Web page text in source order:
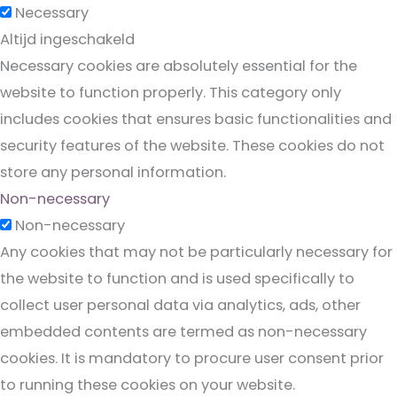
Necessary
Altijd ingeschakeld
Necessary cookies are absolutely essential for the
website to function properly. This category only
includes cookies that ensures basic functionalities and
security features of the website. These cookies do not
store any personal information.
Non-necessary
Non-necessary
Any cookies that may not be particularly necessary for
the website to function and is used specifically to
collect user personal data via analytics, ads, other
embedded contents are termed as non-necessary
cookies. It is mandatory to procure user consent prior
to running these cookies on your website.